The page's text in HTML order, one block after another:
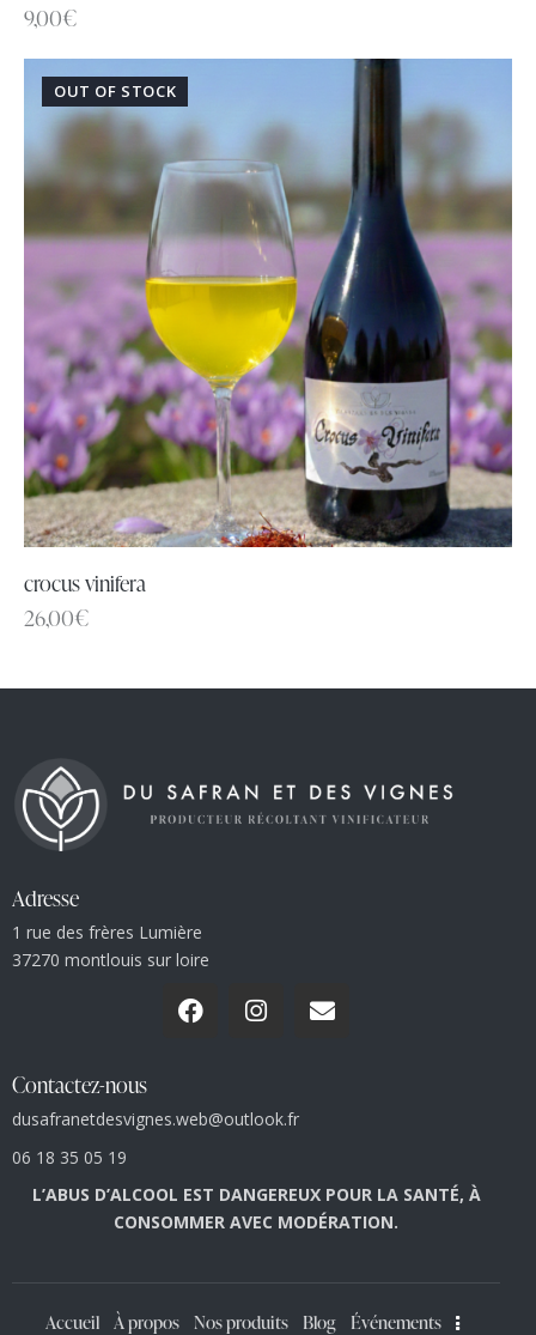
9,00€
OUT OF STOCK
crocus vinifera
26,00€
Adresse
1 rue des frères Lumière
37270 montlouis sur loire
Contactez-nous
dusafranetdesvignes.web@outlook.fr
06 18 35 05 19
L’ABUS D’ALCOOL EST DANGEREUX POUR LA SANTÉ, À
CONSOMMER AVEC MODÉRATION.
Accueil À propos Nos produits Blog Événements